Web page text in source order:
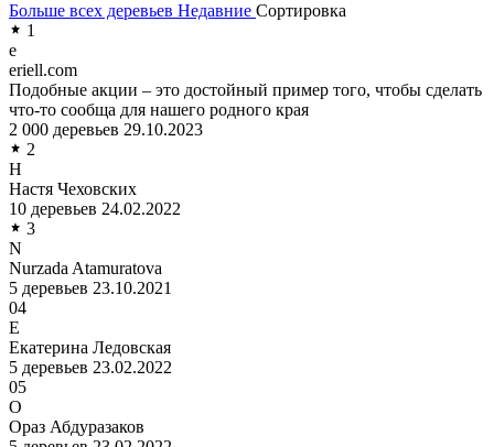
Больше всех деревьев Недавние Сортировка
1
e
eriell.com
Подобные акции – это достойный пример того, чтобы сделать
что-то сообща для нашего родного края
2 000 деревьев 29.10.2023
2
Н
Настя Чеховских
10 деревьев 24.02.2022
3
N
Nurzada Atamuratova
5 деревьев 23.10.2021
04
Е
Екатерина Ледовская
5 деревьев 23.02.2022
05
О
Ораз Абдуразаков